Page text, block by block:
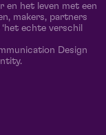
en het leven met een
makers, partners
echte verschil
Design